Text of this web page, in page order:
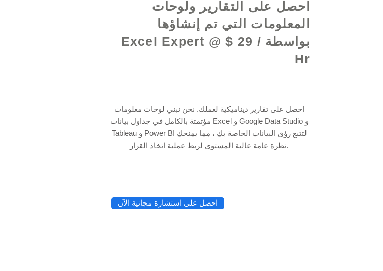
احصل على التقارير ولوحات
المعلومات التي تم إنشاؤها
بواسطة Excel Expert @ $ 29 /
Hr
احصل على تقارير ديناميكية لعملك. نحن نبني لوحات معلومات
مؤتمتة بالكامل في جداول بيانات Excel و Google Data Studio و
Tableau و Power BI لتتبع رؤى البيانات الخاصة بك ، مما يمنحك
نظرة عامة عالية المستوى لربط عملية اتخاذ القرار.
احصل على استشارة مجانية الآن